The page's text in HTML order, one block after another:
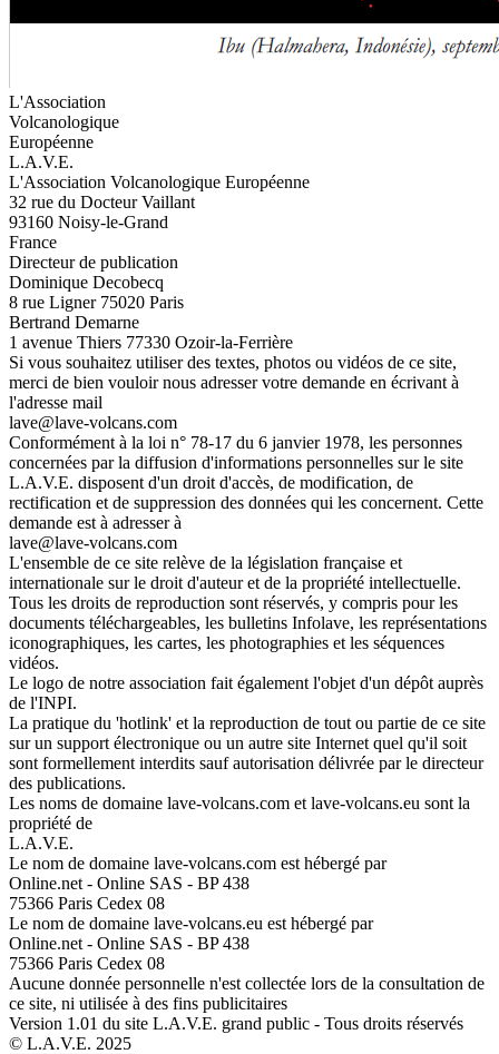
L'Association
Volcanologique
Européenne
L.A.V.E.
L'Association Volcanologique Européenne
32 rue du Docteur Vaillant
93160 Noisy-le-Grand
France
Directeur de publication
Dominique Decobecq
8 rue Ligner 75020 Paris
Bertrand Demarne
1 avenue Thiers 77330 Ozoir-la-Ferrière
Si vous souhaitez utiliser des textes, photos ou vidéos de ce site,
merci de bien vouloir nous adresser votre demande en écrivant à
l'adresse mail
lave@lave-volcans.com
Conformément à la loi n° 78-17 du 6 janvier 1978, les personnes
concernées par la diffusion d'informations personnelles sur le site
L.A.V.E. disposent d'un droit d'accès, de modification, de
rectification et de suppression des données qui les concernent. Cette
demande est à adresser à
lave@lave-volcans.com
L'ensemble de ce site relève de la législation française et
internationale sur le droit d'auteur et de la propriété intellectuelle.
Tous les droits de reproduction sont réservés, y compris pour les
documents téléchargeables, les bulletins Infolave, les représentations
iconographiques, les cartes, les photographies et les séquences
vidéos.
Le logo de notre association fait également l'objet d'un dépôt auprès
de l'INPI.
La pratique du 'hotlink' et la reproduction de tout ou partie de ce site
sur un support électronique ou un autre site Internet quel qu'il soit
sont formellement interdits sauf autorisation délivrée par le directeur
des publications.
Les noms de domaine lave-volcans.com et lave-volcans.eu sont la
propriété de
L.A.V.E.
Le nom de domaine lave-volcans.com est hébergé par
Online.net - Online SAS - BP 438
75366 Paris Cedex 08
Le nom de domaine lave-volcans.eu est hébergé par
Online.net - Online SAS - BP 438
75366 Paris Cedex 08
Aucune donnée personnelle n'est collectée lors de la consultation de
ce site, ni utilisée à des fins publicitaires
Version 1.01 du site L.A.V.E. grand public - Tous droits réservés
© L.A.V.E. 2025